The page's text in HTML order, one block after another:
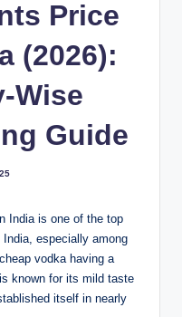
Price
(2026):
Wise
Guide
India is one of the top
especially among
vodka having a
known for its mild taste
itself in nearly